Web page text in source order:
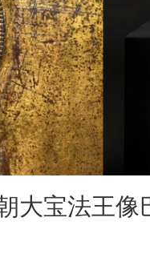
宝法王像